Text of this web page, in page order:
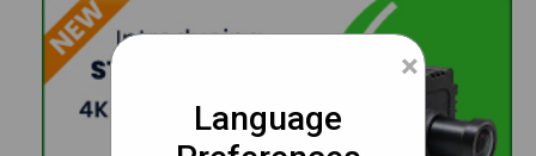
×
Language